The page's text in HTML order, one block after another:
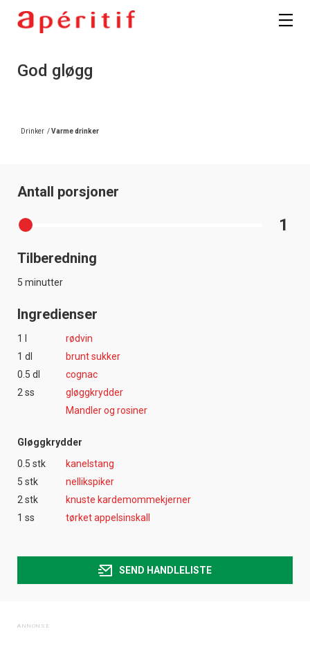
God gløgg
Drinker /Varme drinker
Antall porsjoner
1
Tilberedning
5 minutter
Ingredienser
1 l
rødvin
1 dl
brunt sukker
0.5 dl
cognac
2 ss
gløggkrydder
Mandler og rosiner
Gløggkrydder
0.5 stk
kanelstang
5 stk
nellikspiker
2 stk
knuste kardemommekjerner
1 ss
tørket appelsinskall
SEND HANDLELISTE